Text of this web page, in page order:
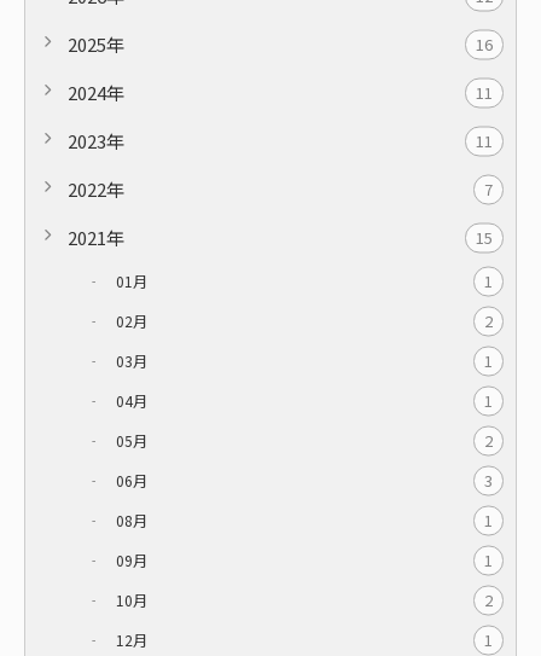
2025年 16
2024年 11
2023年 11
2022年 7
2021年 15
01月 1
02月 2
03月 1
04月 1
05月 2
06月 3
08月 1
09月 1
10月 2
12月 1